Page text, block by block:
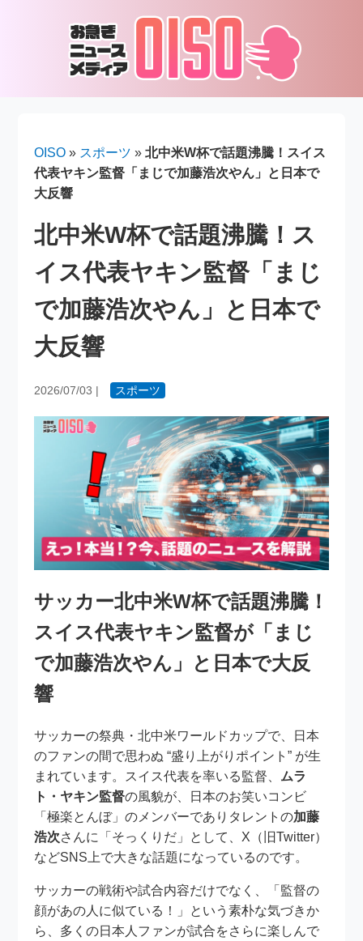
OISO » スポーツ »北中米W杯で話題沸騰！スイス
代表ヤキン監督「まじで加藤浩次やん」と日本で
大反響
北中米W杯で話題沸騰！ス
イス代表ヤキン監督「まじ
で加藤浩次やん」と日本で
大反響
2026/07/03 | スポーツ
サッカー北中米W杯で話題沸騰！
スイス代表ヤキン監督が「まじ
で加藤浩次やん」と日本で大反
響
サッカーの祭典・北中米ワールドカップで、日本
のファンの間で思わぬ “盛り上がりポイント” が生
まれています。スイス代表を率いる監督、 ムラ
ト・ヤキン監督の風貌が、日本のお笑いコンビ
「極楽とんぼ」のメンバーでありタレントの加藤
浩次さんに「そっくりだ」として、X（旧Twitter）
などSNS上で大きな話題になっているのです。
サッカーの戦術や試合内容だけでなく、「監督の
顔があの人に似ている！」という素朴な気づきか
ら、多くの日本人ファンが試合をさらに楽しんで